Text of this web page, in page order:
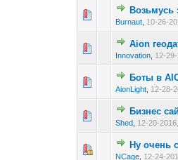
Возьмусь
Burnaut 10-26-
Aion
Innovation 12-
Боты в
AionLight 12-28-
Бизнес
Shed 12-20-
Ну очень
NCage 12-24-